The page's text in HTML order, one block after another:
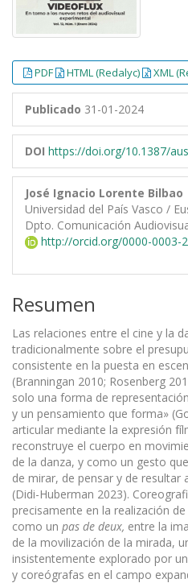
PDF HTML (Redalyc) XML
Publicado 31-01-2024
DOI https://doi.org/10.1387/
José Ignacio Lorente Bilbao
Universidad del País Vasco /
Dpto. Comunicación
http://orcid.org/0000-0003-
Resumen
Las relaciones entre el cine y la
tradicionalmente sobre el
consistente en la puesta en
(Branningan 2010; Rosenberg
solo una forma de
y un pensamiento que forma»
articular mediante la expresión
reconstruye el cuerpo en
de la danza, y como un gesto
de mirar, de pensar y de resultar
(Didi-Huberman 2023).
precisamente en la realización
como un pas de deux, entre la
de la movilización de la mirada,
insistentemente explorado por
y coreógrafas en el campo